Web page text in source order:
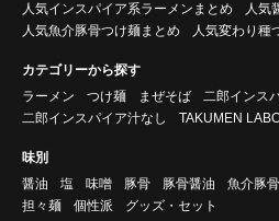
人気インスパイア系ラーメンまとめ
人気
人気魚介豚骨つけ麺まとめ
人気変わり種
カテゴリーから探す
ラーメン
つけ麺 まぜそば
二郎インス
二郎インスパイア汁なし
TAKUMEN
味別
醤油
塩 味噌 豚骨 豚骨醤油 魚介豚骨
担々麺
個性派 グッズ・セット